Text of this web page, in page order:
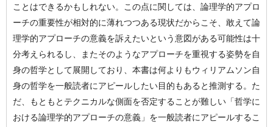
ことはできるかもしれない。この点に関しては、論理学的アプロ
ーチの重要性が相対的に薄れつつある現状だからこそ、敢えて論
理学的アプローチの意義を訴えたいという意図がある可能性は十
分考えられるし、またそのようなアプローチを重視する姿勢を自
身の哲学として展開しており、本書は何よりもウィリアムソン自
身の哲学を一般読者にアピールしたい目的もあると推測する。た
だ、もともとテクニカルな側面を否定することが難しい「哲学に
おける論理学的アプローチの意義」を一般読者にアピールするこ